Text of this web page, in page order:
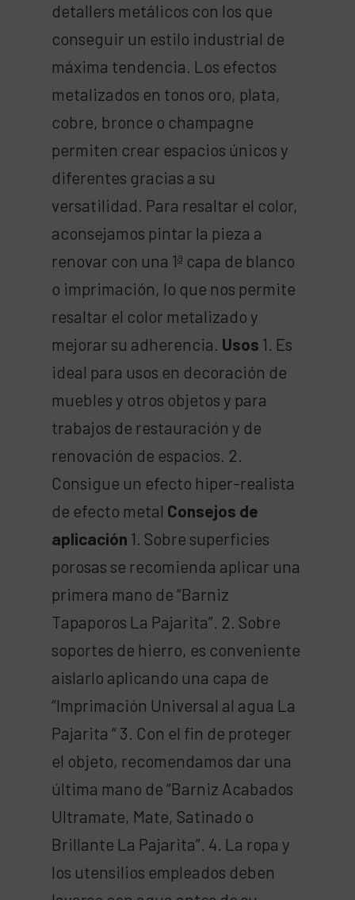
detallers metálicos con los que
conseguir un estilo industrial de
máxima tendencia. Los efectos
metalizados en tonos oro, plata,
cobre, bronce o champagne
permiten crear espacios únicos y
diferentes gracias a su
versatilidad. Para resaltar el color,
aconsejamos pintar la pieza a
renovar con una 1ª capa de blanco
o imprimación, lo que nos permite
resaltar el color metalizado y
mejorar su adherencia. Usos 1. Es
ideal para usos en decoración de
muebles y otros objetos y para
trabajos de restauración y de
renovación de espacios. 2.
Consigue un efecto hiper-realista
de efecto metal Consejos de
aplicación 1. Sobre superficies
porosas se recomienda aplicar una
primera mano de “Barniz
Tapaporos La Pajarita”. 2. Sobre
soportes de hierro, es conveniente
aislarlo aplicando una capa de
“Imprimación Universal al agua La
Pajarita “ 3. Con el fin de proteger
el objeto, recomendamos dar una
última mano de “Barniz Acabados
Ultramate, Mate, Satinado o
Brillante La Pajarita”. 4. La ropa y
los utensilios empleados deben